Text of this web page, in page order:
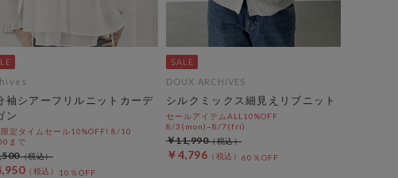
袖シアーフリルニットカーデ
ン
定タイムセール10%OFF! 8/10
まで
10％OFF
DOUX ARCHIVES
シルクミックス細見えリブニット
セールアイテムALL10%OFF
8/3(mon)~8/7(fri)
￥4,796 60％OFF
￥11,990